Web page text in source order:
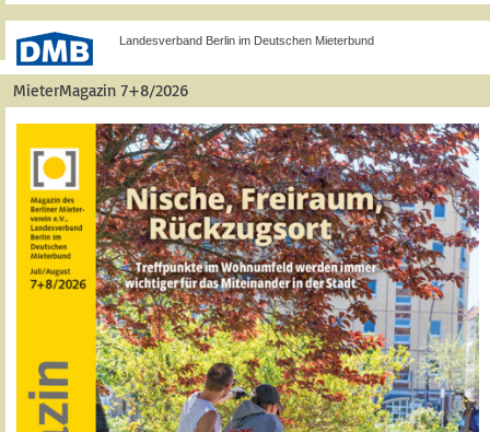
Landesverband Berlin im Deutschen Mieterbund
MieterMagazin 7+8/2026